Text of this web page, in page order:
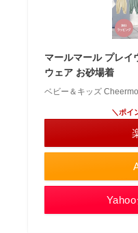
マールマール プレ
ウェア お砂場着
ベビー＆キッズ
＼ポイ